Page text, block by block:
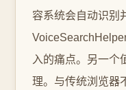
容系统会自动识别
入的痛点。另一个
理。与传统浏览器